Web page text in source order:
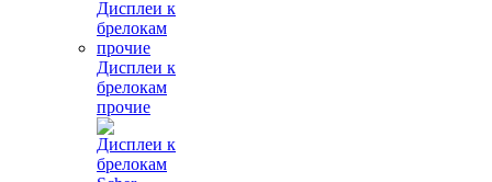
Дисплеи к
брелокам
прочие